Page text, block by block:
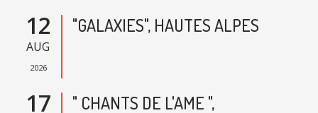
12
AUG
2026
"GALAXIES", HAUTES ALPES
17 " CHANTS DE L'AME ",